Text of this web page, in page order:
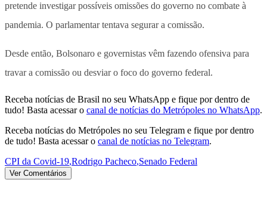
pretende investigar possíveis omissões do governo no combate à
pandemia. O parlamentar tentava segurar a comissão.
Desde então, Bolsonaro e governistas vêm fazendo ofensiva para
travar a comissão ou desviar o foco do governo federal.
Receba notícias de Brasil no seu WhatsApp e fique por dentro de
tudo! Basta acessar o canal de notícias do Metrópoles no WhatsApp.
Receba notícias do Metrópoles no seu Telegram e fique por dentro
de tudo! Basta acessar o canal de notícias no Telegram.
CPI da Covid-19,Rodrigo Pacheco,Senado Federal
Ver Comentários